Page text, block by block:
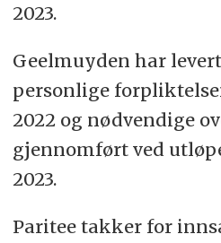
2023.
Geelmuyden har
personlige
2022 og nødvendige
gjennomført ved
2023.
Paritee takker for